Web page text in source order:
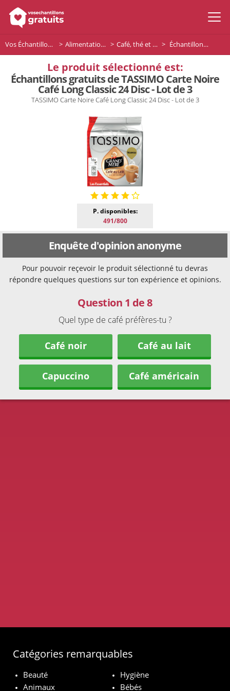
Vos Échantillons Gratuits Alimentation et boissons Café, thé et boissons Échantillons gratuits de TASSIMO Carte Noire Café Long Classic 24 Disc - Lot de 3
Le produit sélectionné est:
Échantillons gratuits de TASSIMO Carte Noire
Café Long Classic 24 Disc - Lot de 3
TASSIMO Carte Noire Café Long Classic 24 Disc - Lot de 3
P. disponibles:
491/800
Enquête d'opinion anonyme
Pour pouvoir reçevoir le produit sélectionné tu devras
répondre quelques questions sur ton expérience et opinions.
Question 1 de 8
Quel type de café préfères-tu ?
Café noir Café au lait
Capuccino Café américain
Catégories remarquables
Beauté
Hygiène
Animaux
Bébés